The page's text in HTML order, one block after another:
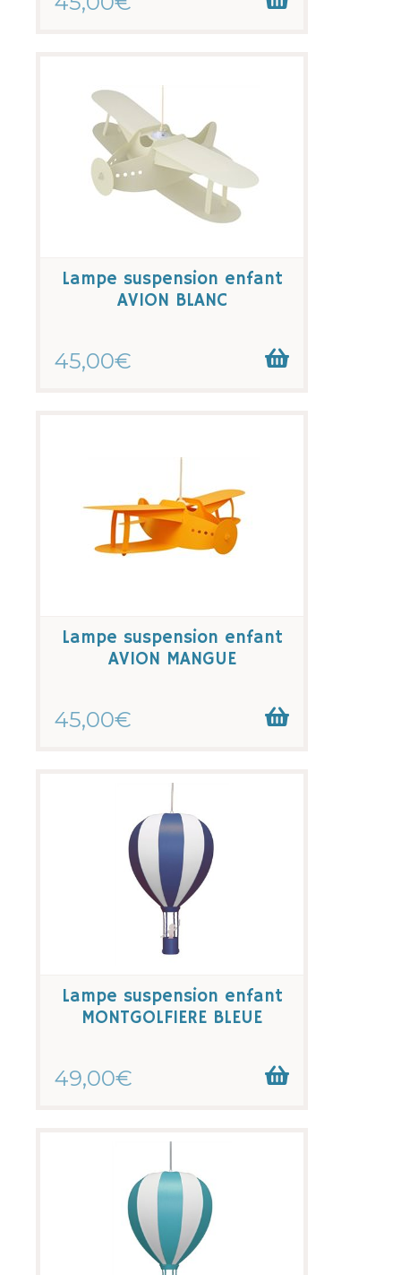
Lampe suspension enfant
AVION BLANC
45,00€
Lampe suspension enfant
AVION MANGUE
45,00€
Lampe suspension enfant
MONTGOLFIERE BLEUE
49,00€